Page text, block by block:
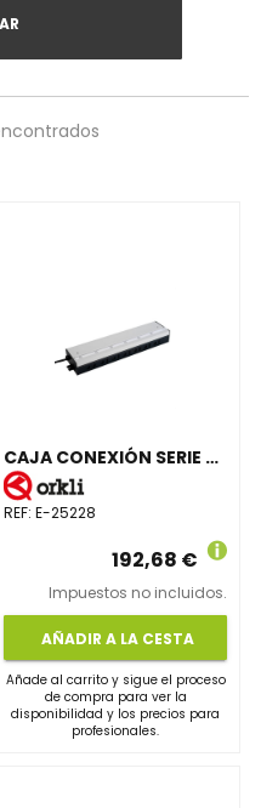
CAJA CONEXIÓN SERIE SR
REF:E-25228
192,68 €
Impuestos no incluidos.
AÑADIR A LA CESTA
Añade al carrito y sigue el proceso
de compra para ver la
disponibilidad y los precios para
profesionales.